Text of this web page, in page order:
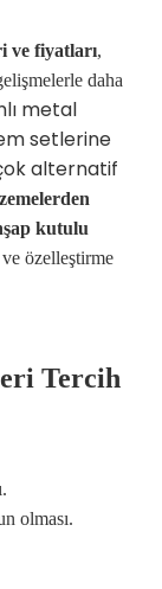
ve fiyatları,
daha
metal
setlerine
alternatif
kutulu
özelleştirme
Tercih
olması.